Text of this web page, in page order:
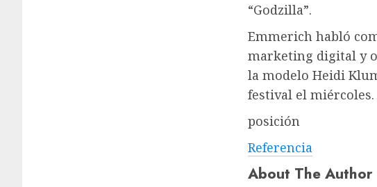
“Godzilla”.
Emmerich habló
marketing digital y
la modelo Heidi
festival el miércoles.
posición
Referencia
About The Author